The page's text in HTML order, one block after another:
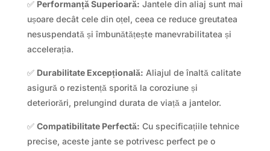
✅ Performanță Superioară: Jantele din aliaj sunt mai
ușoare decât cele din oțel, ceea ce reduce greutatea
nesuspendată și îmbunătățește manevrabilitatea și
accelerația.
✅ Durabilitate Excepțională: Aliajul de înaltă calitate
asigură o rezistență sporită la coroziune și
deteriorări, prelungind durata de viață a jantelor.
✅ Compatibilitate Perfectă: Cu specificațiile tehnice
precise, aceste jante se potrivesc perfect pe o